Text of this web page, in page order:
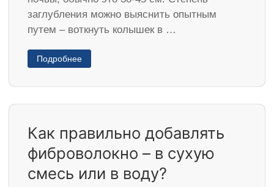
заглубления можно выяснить опытным
путем – воткнуть колышек в …
Подробнее
Как правильно добавлять
фиброволокно – в сухую
смесь или в воду?